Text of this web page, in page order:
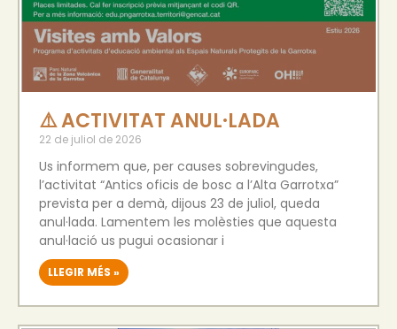
⚠️ ACTIVITAT ANUL·LADA
22 de juliol de 2026
Us informem que, per causes sobrevingudes,
l’activitat “Antics oficis de bosc a l’Alta Garrotxa”
prevista per a demà, dijous 23 de juliol, queda
anul·lada. Lamentem les molèsties que aquesta
anul·lació us pugui ocasionar i
LLEGIR MÉS »